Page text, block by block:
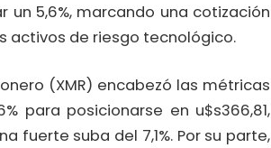
un 5,6%, marcando una cotización
activos de riesgo tecnológico.
(XMR) encabezó las métricas
para posicionarse en u$s366,81,
fuerte suba del 7,1%. Por su parte,